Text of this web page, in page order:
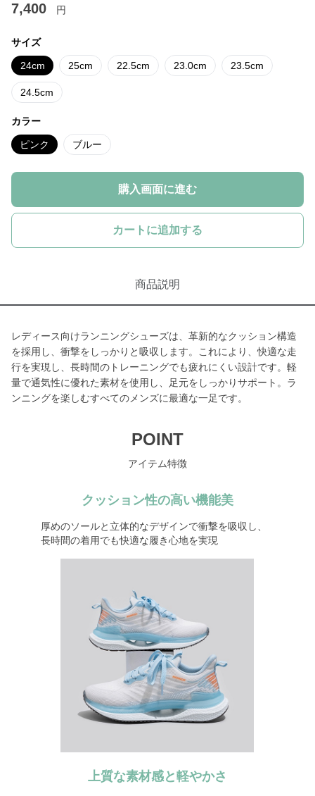
7,400 円
サイズ
24cm 25cm 22.5cm 23.0cm 23.5cm
24.5cm
カラー
ピンク ブルー
購入画面に進む
カートに追加する
商品説明
レディース向けランニングシューズは、革新的なクッション構造
を採用し、衝撃をしっかりと吸収します。これにより、快適な走
行を実現し、長時間のトレーニングでも疲れにくい設計です。軽
量で通気性に優れた素材を使用し、足元をしっかりサポート。ラ
ンニングを楽しむすべてのメンズに最適な一足です。
POINT
アイテム特徴
クッション性の高い機能美
厚めのソールと立体的なデザインで衝撃を吸収し、
長時間の着用でも快適な履き心地を実現
上質な素材感と軽やかさ